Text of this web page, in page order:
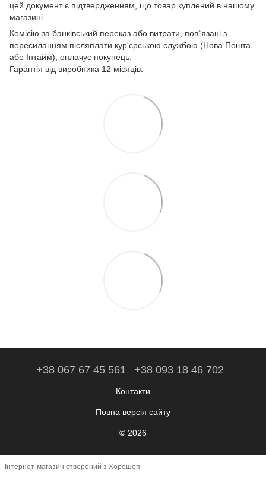
цей документ є підтвердженням, що товар куплений в нашому
магазині.
Комісію за банківський переказ або витрати, пов`язані з
пересиланням післяплати кур'єрською службою (Нова Пошта
або Інтайм), оплачує покупець.
Гарантія від виробника 12 місяців.
+38 067 67 45 561 +38 093 18 46 702
Контакти
Повна версія сайту
© 2026
Інтернет-магазин створений з Хорошоп